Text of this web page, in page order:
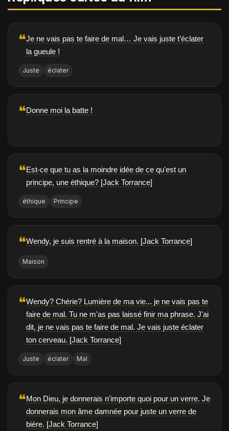
❝Je ne vais pas te faire de mal… Je vais juste t’éclater
la gueule !
Juste éclater
❝Donne moi la batte !
❝Est-ce que tu as la moindre idée de ce qu'est un
principe, une éthique? [Jack Torrance]
éthique Principe
❝Wendy, je suis rentré à la maison. [Jack Torrance]
Maison
❝Wendy? Chérie? Lumière de ma vie... je ne vais pas te
faire de mal. Tu ne m'as pas laissé finir ma phrase. J'ai
dit, je ne vais pas te faire de mal. Je vais juste éclater
ton cerveau. [Jack Torrance]
Juste éclater Mal
❝Mon Dieu, je donnerais n'importe quoi pour un verre. Je
donnerais mon âme damnée pour juste un verre de
bière. [Jack Torrance]